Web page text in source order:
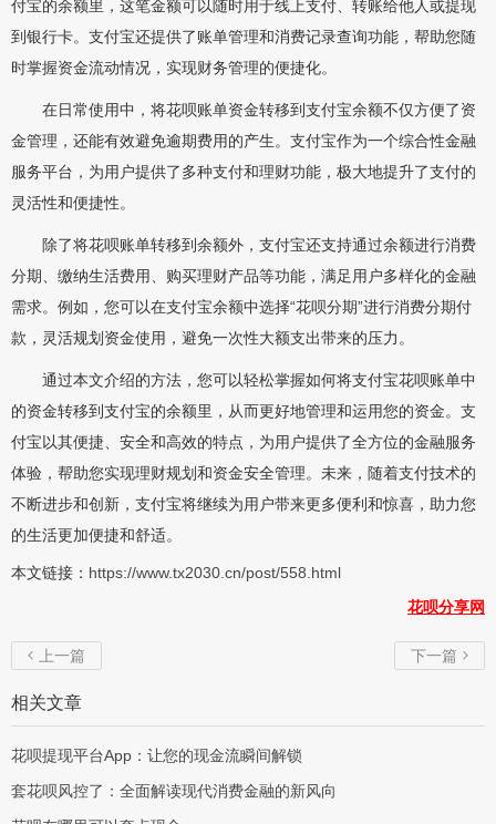
付宝的余额里，这笔金额可以随时用于线上支付、转账给他人或提现
到银行卡。支付宝还提供了账单管理和消费记录查询功能，帮助您随
时掌握资金流动情况，实现财务管理的便捷化。
在日常使用中，将花呗账单资金转移到支付宝余额不仅方便了资
金管理，还能有效避免逾期费用的产生。支付宝作为一个综合性金融
服务平台，为用户提供了多种支付和理财功能，极大地提升了支付的
灵活性和便捷性。
除了将花呗账单转移到余额外，支付宝还支持通过余额进行消费
分期、缴纳生活费用、购买理财产品等功能，满足用户多样化的金融
需求。例如，您可以在支付宝余额中选择“花呗分期”进行消费分期付
款，灵活规划资金使用，避免一次性大额支出带来的压力。
通过本文介绍的方法，您可以轻松掌握如何将支付宝花呗账单中
的资金转移到支付宝的余额里，从而更好地管理和运用您的资金。支
付宝以其便捷、安全和高效的特点，为用户提供了全方位的金融服务
体验，帮助您实现理财规划和资金安全管理。未来，随着支付技术的
不断进步和创新，支付宝将继续为用户带来更多便利和惊喜，助力您
的生活更加便捷和舒适。
本文链接： https://www.tx2030.cn/post/558.html
花呗分享网
 上一篇 下一篇 
相关文章
花呗提现平台App：让您的现金流瞬间解锁
套花呗风控了：全面解读现代消费金融的新风向